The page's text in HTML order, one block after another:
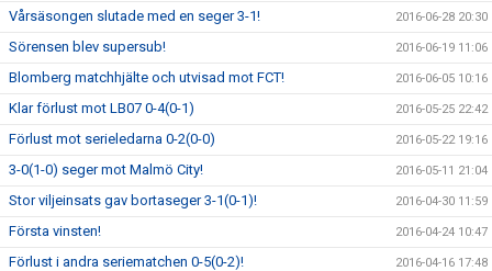
Vårsäsongen slutade med en seger 3-1! 2016-06-28 20:30
Sörensen blev supersub! 2016-06-19 11:06
Blomberg matchhjälte och utvisad mot FCT! 2016-06-05 10:16
Klar förlust mot LB07 0-4(0-1) 2016-05-25 22:42
Förlust mot serieledarna 0-2(0-0) 2016-05-22 19:16
3-0(1-0) seger mot Malmö City! 2016-05-11 21:04
Stor viljeinsats gav bortaseger 3-1(0-1)! 2016-04-30 11:59
Första vinsten! 2016-04-24 10:47
Förlust i andra seriematchen 0-5(0-2)! 2016-04-16 17:48